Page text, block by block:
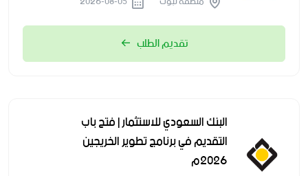
تقديم الطلب
البنك السعودي للاستثمار | فتح باب
التقديم في برنامج تطوير الخريجين
2026م